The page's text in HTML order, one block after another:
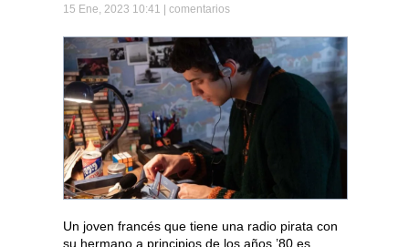
15 Ene, 2023 10:41 | comentarios
Un joven francés que tiene una radio pirata con
su hermano a principios de los años ’80 es